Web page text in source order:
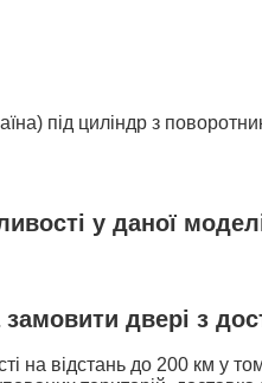
під циліндр з
у даної
замовити двері з
на відстань до 200 км у